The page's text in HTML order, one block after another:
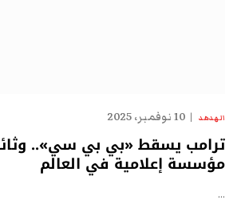
الهدهد 10 نوفمبر، 2025
ترامب يسقط «بي بي سي»..
مؤسسة إعلامية في العالم
…